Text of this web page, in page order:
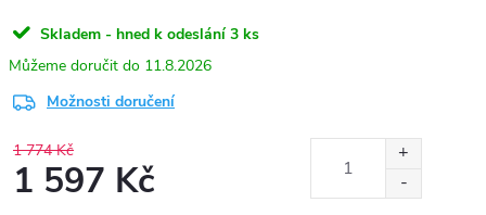
Skladem - hned k odeslání 3 ks
11.8.2026
Možnosti doručení
1 774 Kč
1 597 Kč